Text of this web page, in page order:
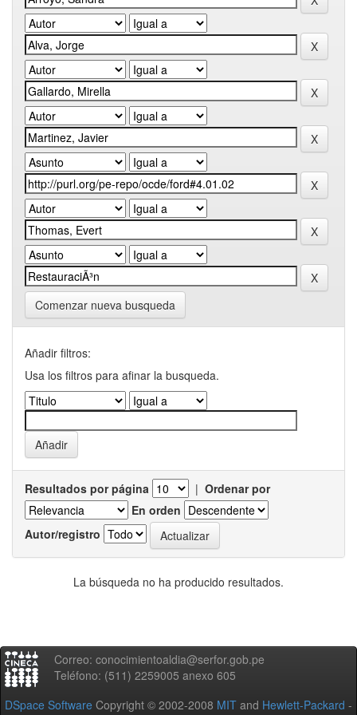
Comenzar nueva busqueda
Añadir filtros:
Usa los filtros para afinar la busqueda.
Resultados por página | Ordenar por
En orden
Autor/registro
La búsqueda no ha producido resultados.
Correo: conocimientoaldia@serfor.gob.pe
Teléfono: (511) 2259005 anexo 605
DSpace Software Copyright © 2002-2008 MIT and Hewlett-Packard -